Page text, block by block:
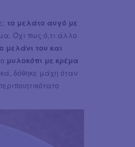
το μελάτο αυγό με
Όχι πως ό,τι άλλο
μελάνι του και
μυλοκόπι με κρέμα
δόθηκε μάχη όταν